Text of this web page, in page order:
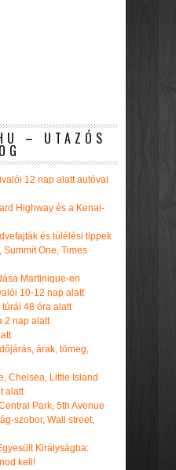
– UTAZÓS
12 nap alatt autóval
Highway és a Kenai-
és túlélési tippek
Summit One, Times
Martinique-en
10-12 nap alatt
48 óra alatt
2 nap alatt
árak, tömeg,
Chelsea, Little Island
alatt
Park, 5th Avenue
szobor, Wall street,
Királyságba:
kell!